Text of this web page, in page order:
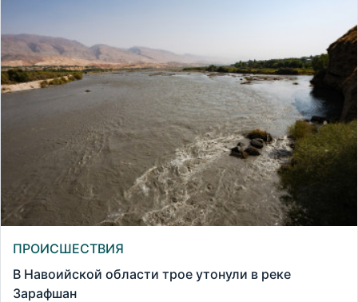
ПРОИСШЕСТВИЯ
В Навоийской области трое утонули в реке
Зарафшан